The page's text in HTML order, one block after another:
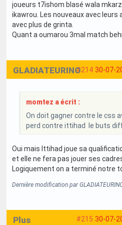
joueurs t7ishom blasé wala
ikawrou. Les nouveaux avec leurs
avec plus de grinta.
Quant a oumarou 3mal match
#214 30-07-
GLADIATEURINO
momtez a écrit :
On doit gagner contre le css
perd contre ittihad le buts
Oui mais Ittihad joue sa
et elle ne fera pas jouer ses
Logiquement on a terminé notre
Dernière modification par
#215 30-07-
Plus